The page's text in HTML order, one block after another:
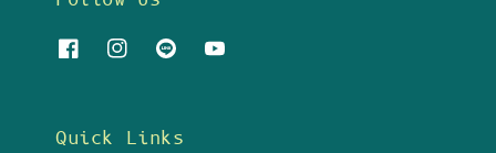
Quick Links